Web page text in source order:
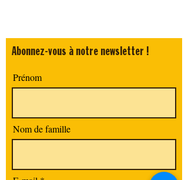
Abonnez-vous à notre newsletter !
Prénom
Nom de famille